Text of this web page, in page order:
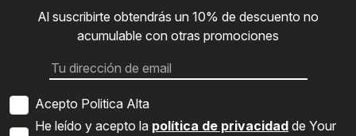
Al suscribirte obtendrás un 10% de descuento no
acumulable con otras promociones
Acepto Politica Alta
He leído y acepto la política de privacidad de Your